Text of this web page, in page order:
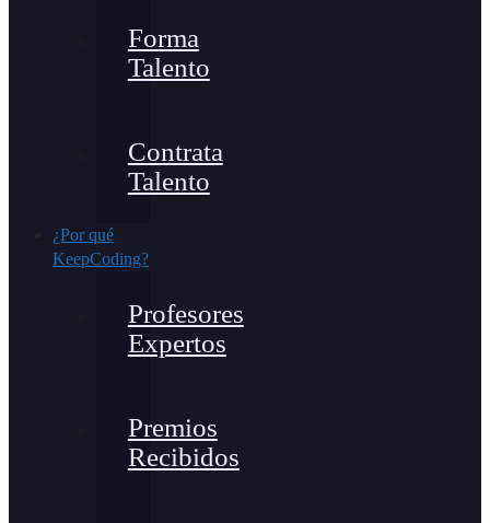
Forma
Talento
Contrata
Talento
¿Por qué
KeepCoding?
Profesores
Expertos
Premios
Recibidos